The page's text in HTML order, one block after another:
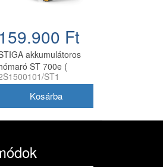
159.900 Ft
akkumulátoros
ST 700e (
és töltő
ST1